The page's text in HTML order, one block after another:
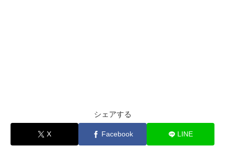
シェアする
X Facebook LINE